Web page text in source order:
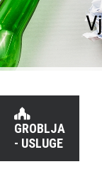
GROBLJA
- USLUGE